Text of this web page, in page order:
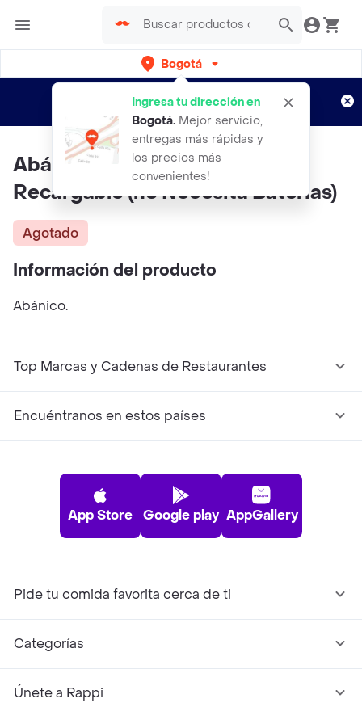
Bogotá
Ingresa tu dirección en
Bogotá. Mejor servicio,
entregas más rápidas y
los precios más
convenientes!
envíos gratis por semanas
Aplican TyC
Abánico Portátil De Mano
Recargable (no Necesita Baterias)
Agotado
Información del producto
Abánico.
Top Marcas y Cadenas de Restaurantes
Encuéntranos en estos países
App Store Google play AppGallery
Pide tu comida favorita cerca de ti
Categorías
Únete a Rappi